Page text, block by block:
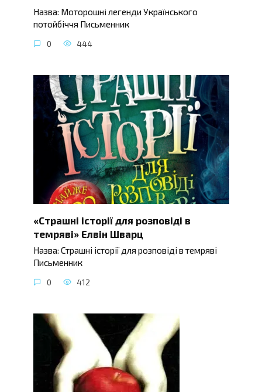
Назва: Моторошні легенди Українського
потойбіччя Письменник
0 444
«Страшні історії для розповіді в
темряві» Елвін Шварц
Назва: Страшні історії для розповіді в темряві
Письменник
0 412